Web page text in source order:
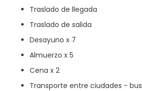
Traslado de llegada
Traslado de salida
Desayuno x 7
Almuerzo x 5
Cena x 2
Transporte entre ciudades - bus